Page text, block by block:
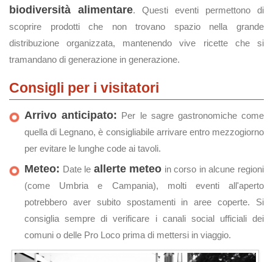
biodiversità alimentare. Questi eventi permettono di
scoprire prodotti che non trovano spazio nella grande
distribuzione organizzata, mantenendo vive ricette che si
tramandano di generazione in generazione.
Consigli per i visitatori
Arrivo anticipato: Per le sagre gastronomiche come
quella di Legnano, è consigliabile arrivare entro mezzogiorno
per evitare le lunghe code ai tavoli.
Meteo: Date le allerte meteo in corso in alcune regioni
(come Umbria e Campania), molti eventi all'aperto
potrebbero aver subito spostamenti in aree coperte. Si
consiglia sempre di verificare i canali social ufficiali dei
comuni o delle Pro Loco prima di mettersi in viaggio.